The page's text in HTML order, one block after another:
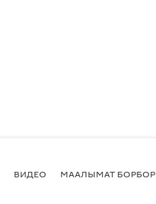
ВИДЕО МААЛЫМАТ БОРБОР